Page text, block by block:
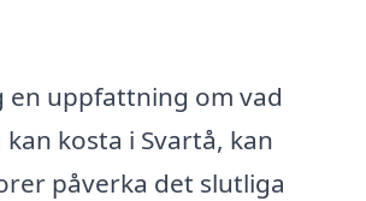
en uppfattning om vad
kosta i Svartå, kan
påverka det slutliga